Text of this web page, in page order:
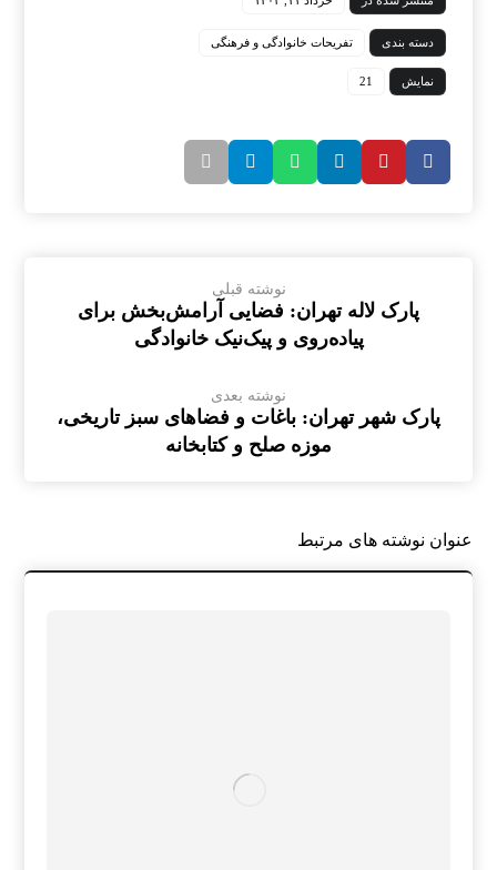
دسته بندی تفریحات خانوادگی و فرهنگی
نمایش 21
نوشته قبلی
پارک لاله تهران: فضایی آرامش‌بخش برای
پیاده‌روی و پیک‌نیک خانوادگی
نوشته بعدی
پارک شهر تهران: باغات و فضاهای سبز تاریخی،
موزه صلح و کتابخانه
عنوان ‫نوشته های مرتبط